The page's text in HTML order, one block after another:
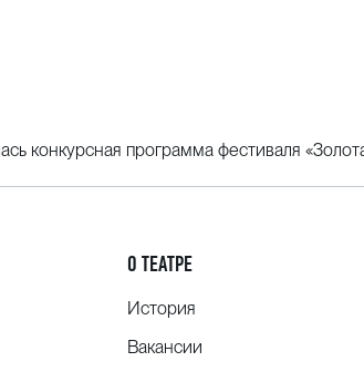
конкурсная программа фестиваля
О ТЕАТРЕ
История
Вакансии